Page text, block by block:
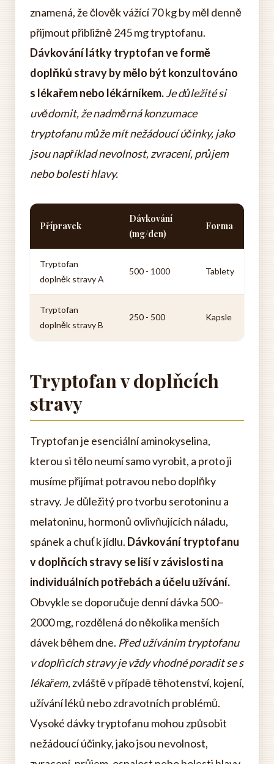
znamená, že člověk vážící 70 kg by měl denně
přijmout přibližně 245 mg tryptofanu.
Dávkování látky tryptofan ve formě
doplňků stravy by mělo být konzultováno
s lékařem nebo lékárníkem.Je důležité si
uvědomit, že nadměrná konzumace
tryptofanu může mít nežádoucí účinky, jako
jsou například nevolnost, zvracení, průjem
nebo bolesti hlavy.
Přípravek
Dávkování
(mg/den)
Forma
Tryptofan
doplněk stravy A
500 - 1000 Tablety
Tryptofan
doplněk stravy B
250 - 500 Kapsle
Tryptofan v doplňcích
stravy
Tryptofan je esenciální aminokyselina,
kterou si tělo neumí samo vyrobit, a proto ji
musíme přijímat potravou nebo doplňky
stravy. Je důležitý pro tvorbu serotoninu a
melatoninu, hormonů ovlivňujících náladu,
spánek a chuť k jídlu. Dávkování tryptofanu
v doplňcích stravy se liší v závislosti na
individuálních potřebách a účelu užívání.
Obvykle se doporučuje denní dávka 500–
2000 mg, rozdělená do několika menších
dávek během dne. Před užíváním tryptofanu
v doplňcích stravy je vždy vhodné poradit se s
lékařem,zvláště v případě těhotenství, kojení,
užívání léků nebo zdravotních problémů.
Vysoké dávky tryptofanu mohou způsobit
nežádoucí účinky, jako jsou nevolnost,